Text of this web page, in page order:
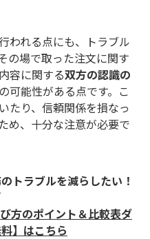
われる点にも、トラブル
の場で取った注文に関す
容に関する双方の認識の
可能性がある点です。こ
たり、信頼関係を損なっ
め、十分な注意が必要で
トラブルを減らしたい！
方のポイント＆比較表ダ
】はこちら